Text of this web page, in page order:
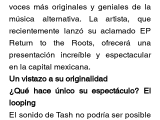
voces más originales y geniales de la
música alternativa. La artista, que
recientemente lanzó su aclamado EP
Return to the Roots, ofrecerá una
presentación increíble y espectacular
en la capital mexicana.
Un vistazo a su originalidad
¿Qué hace único su espectáculo? El
looping
El sonido de Tash no podría ser posible